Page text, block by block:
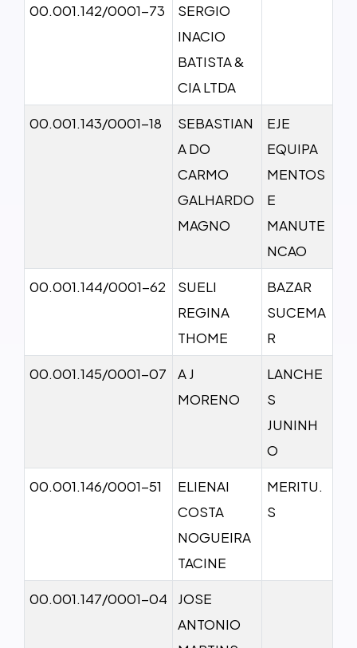
00.001.142/0001-73
SERGIO
INACIO
BATISTA &
CIA LTDA
00.001.143/0001-18
SEBASTIAN
A DO
CARMO
GALHARDO
MAGNO
EJE
EQUIPA
MENTOS
E
MANUTE
NCAO
00.001.144/0001-62
SUELI
REGINA
THOME
BAZAR
SUCEMA
R
00.001.145/0001-07
A J
MORENO
LANCHE
S
JUNINH
O
00.001.146/0001-51
ELIENAI
COSTA
NOGUEIRA
TACINE
MERITU.
S
00.001.147/0001-04
JOSE
ANTONIO